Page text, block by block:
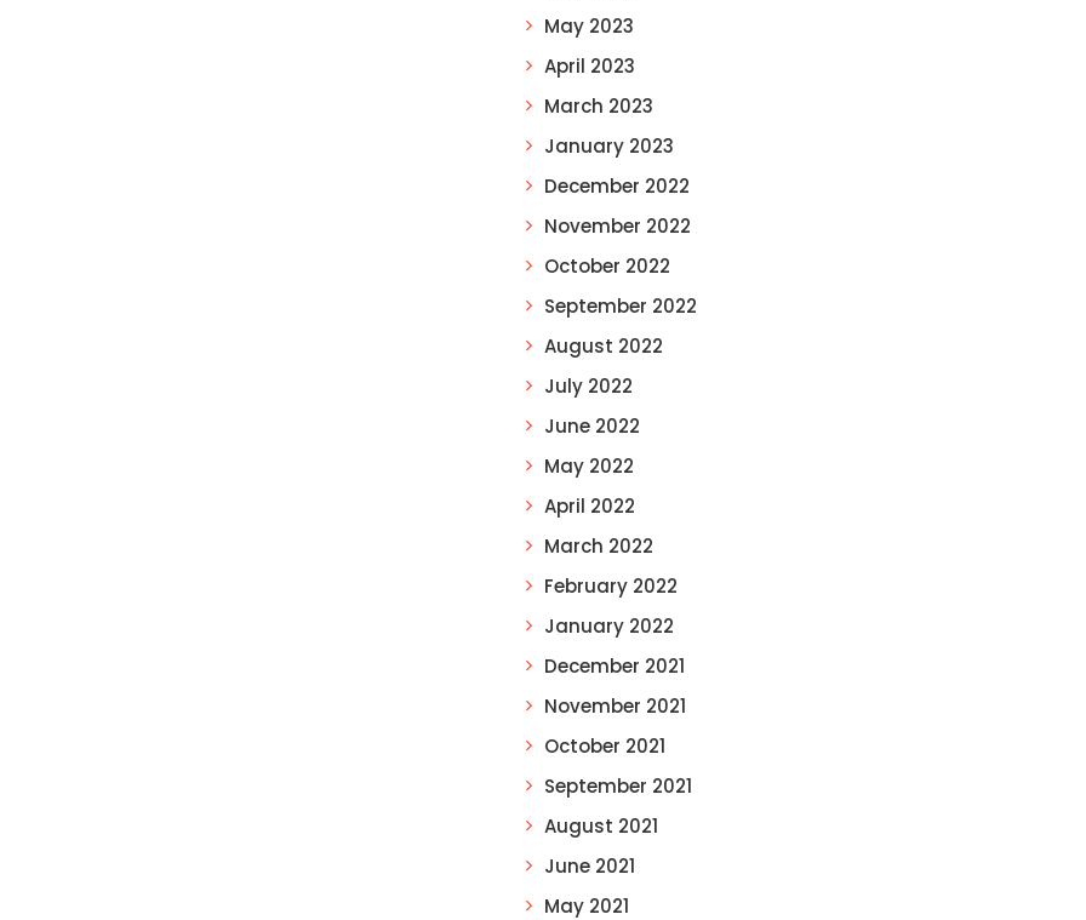
May 2023
April 2023
March 2023
January 2023
December 2022
November 2022
October 2022
September 2022
August 2022
July 2022
June 2022
May 2022
April 2022
March 2022
February 2022
January 2022
December 2021
November 2021
October 2021
September 2021
August 2021
June 2021
May 2021